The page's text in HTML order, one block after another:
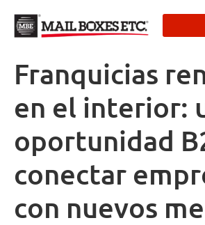
Franquicias
en el interior:
oportunidad
conectar
con nuevos